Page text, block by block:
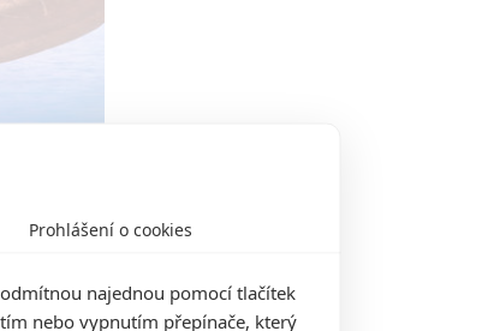
prvního
Prohlášení o cookies
najednou pomocí tlačítek
nebo vypnutím přepínače, který